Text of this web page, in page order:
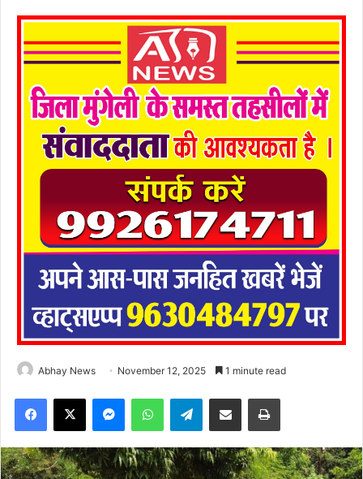
Abhay News November 12, 2025 1 minute read
Facebook
X MessengerWhatsAppTelegramShare via Email Print